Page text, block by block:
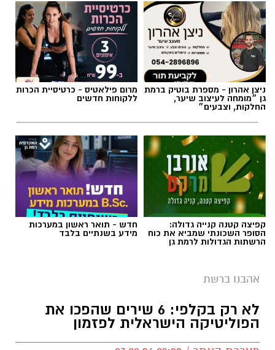
ניצן אהרון - מספרת בוטיק ברמת
גן ״מומחה לעיצוב שיער,
החלקות, וצבעים״
מרום פילאטיס - כרטיסיית הכרות
ללקוחות חדשים
קפיצה קטנה קנייה גדולה:
הסופר השכונתי שמביא את כוח
הרשתות הגדולות לרמת גן
חדש - תואר ראשון במערכות
מידע בשנתיים בלבד
אהבנו ברשת
לא רק בקלפי: 6 שירים שהפכו את
הפוליטיקה הישראלית לפזמון